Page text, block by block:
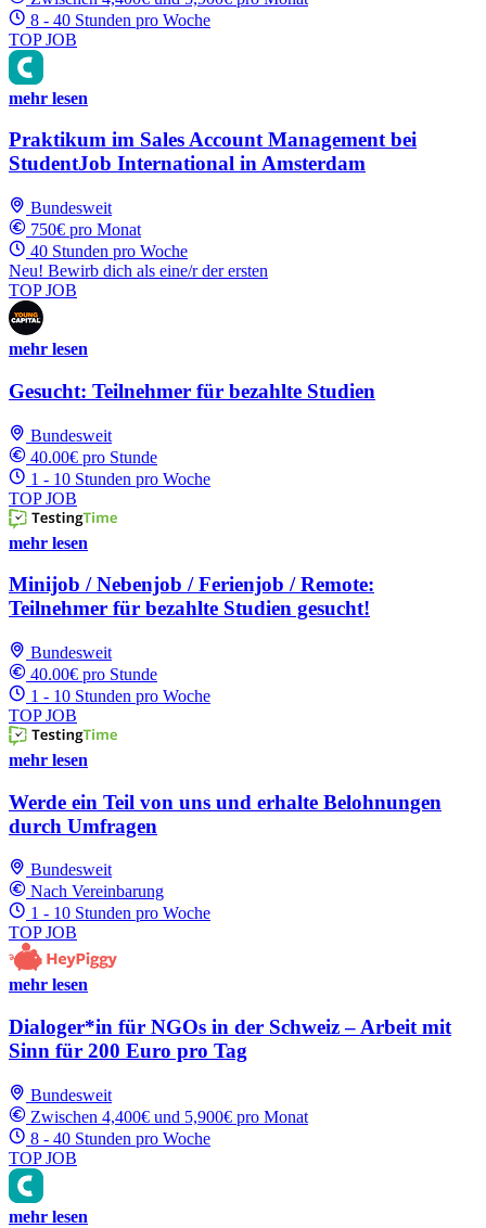
8 - 40 Stunden pro Woche
TOP JOB
mehr lesen
Praktikum im Sales Account Management bei
StudentJob International in Amsterdam
Bundesweit
750€ pro Monat
40 Stunden pro Woche
Neu! Bewirb dich als eine/r der ersten
TOP JOB
mehr lesen
Gesucht: Teilnehmer für bezahlte Studien
Bundesweit
40.00€ pro Stunde
1 - 10 Stunden pro Woche
TOP JOB
mehr lesen
Minijob / Nebenjob / Ferienjob / Remote:
Teilnehmer für bezahlte Studien gesucht!
Bundesweit
40.00€ pro Stunde
1 - 10 Stunden pro Woche
TOP JOB
mehr lesen
Werde ein Teil von uns und erhalte Belohnungen
durch Umfragen
Bundesweit
Nach Vereinbarung
1 - 10 Stunden pro Woche
TOP JOB
mehr lesen
Dialoger*in für NGOs in der Schweiz – Arbeit mit
Sinn für 200 Euro pro Tag
Bundesweit
Zwischen 4,400€ und 5,900€ pro Monat
8 - 40 Stunden pro Woche
TOP JOB
mehr lesen